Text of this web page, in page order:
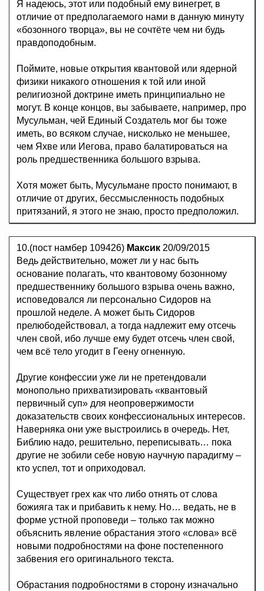
Я надеюсь, этот или подобный ему винегрет, в
отличие от предполагаемого нами в данную минуту
«бозонного творца», вы не сочтёте чем ни будь
правдоподобным.
Поймите, новые открытия квантовой или ядерной
физики никакого отношения к той или иной
религиозной доктрине иметь принципиально не
могут. В конце концов, вы забываете, например, про
Мусульман, чей Единый Создатель мог бы тоже
иметь, во всяком случае, нисколько не меньшее,
чем Яхве или Иегова, право балатироваться на
роль предшественника большого взрыва.
Хотя может быть, Мусульмане просто понимают, в
отличие от других, бессмысленность подобных
притязаний, я этого не знаю, просто предположил.
10.(пост намбер 109426) Максик 20/09/2015
Ведь действительно, может ли у нас быть
основание полагать, что квантовому бозонному
предшественнику большого взрыва очень важно,
исповедовался ли персонально Сидоров на
прошлой неделе. А может быть Сидоров
прелюбодействовал, а тогда надлежит ему отсечь
член свой, ибо лучше ему будет отсечь член свой,
чем всё тело угодит в Геену огненную.
Другие конфессии уже ли не претендовали
монопольно прихватизировать «квантовый
первичный суп» для неопровержимости
доказательств своих конфессиональных интересов.
Наверняка они уже выстроились в очередь. Нет,
Библию надо, решительно, переписывать… пока
другие не зобили себе новую научную парадигму –
кто успел, тот и оприходовал.
Существует грех как что либо отнять от слова
божияга так и прибавить к нему. Но… ведать, не в
форме устной проповеди – только так можно
объяснить явление обрастания этого «слова» всё
новыми подробностями на фоне постепенного
забвения его оригинального текста.
Обрастания подробностями в сторону изначально